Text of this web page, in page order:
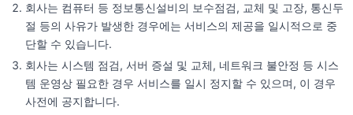
회사는 컴퓨터 등 정보통신설비의 보수점검, 교체 및 고장, 통신두
절 등의 사유가 발생한 경우에는 서비스의 제공을 일시적으로 중
단할 수 있습니다.
회사는 시스템 점검, 서버 증설 및 교체, 네트워크 불안정 등 시스
템 운영상 필요한 경우 서비스를 일시 정지할 수 있으며, 이 경우
사전에 공지합니다.